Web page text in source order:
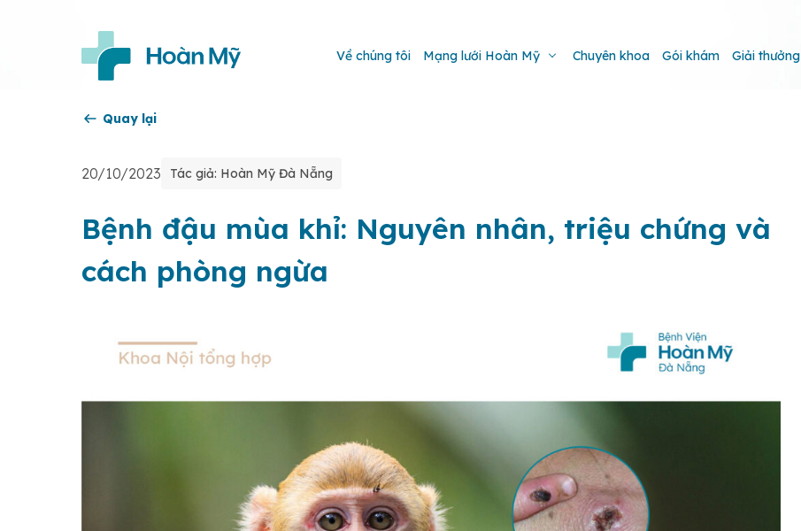
Về chúng tôi Mạng lưới Hoàn Mỹ Chuyên khoa Gói khám Giải thưởng
Quay lại
20/10/2023 Tác giả: Hoàn Mỹ Đà Nẵng
Bệnh đậu mùa khỉ: Nguyên nhân, triệu chứng và
cách phòng ngừa